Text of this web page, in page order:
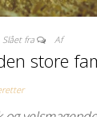
Slået fra Af
store